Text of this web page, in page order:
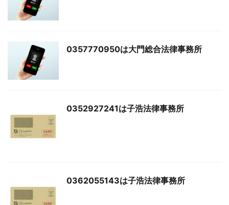
0357770950は大門総合法律事務所
0352927241は子浩法律事務所
0362055143は子浩法律事務所